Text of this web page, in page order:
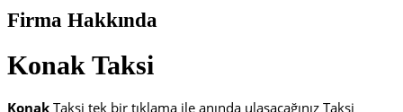
Firma Hakkında
Konak Taksi
Konak Taksi tek bir tıklama ile anında ulaşacağınız Taksi